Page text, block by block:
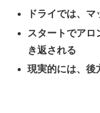
ドライでは、
スタートでアロ
き返される
現実的には、後